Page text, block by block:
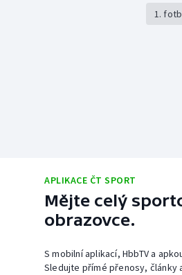
1.
APLIKACE ČT SPORT
Mějte celý
obrazovce.
S mobilní aplikací, HbbTV a
Sledujte přímé přenosy, články